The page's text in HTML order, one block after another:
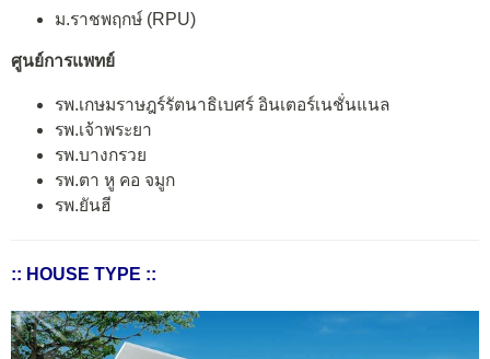
ม.ราชพฤกษ์ (RPU)
ศูนย์การแพทย์
รพ.เกษมราษฎร์รัตนาธิเบศร์ อินเตอร์เนชั่นแนล
รพ.เจ้าพระยา
รพ.บางกรวย
รพ.ตา หู คอ จมูก
รพ.ยันฮี
:: HOUSE TYPE ::